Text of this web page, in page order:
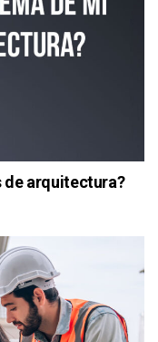
de arquitectura?